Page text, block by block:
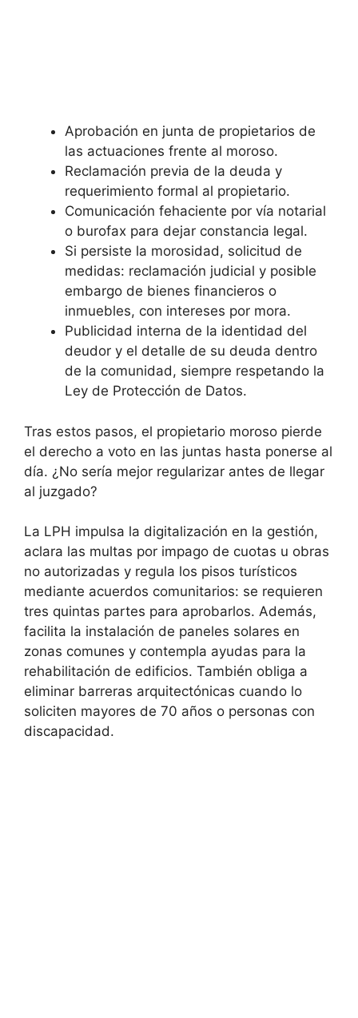
Aprobación en junta de propietarios de
las actuaciones frente al moroso.
Reclamación previa de la deuda y
requerimiento formal al propietario.
Comunicación fehaciente por vía notarial
o burofax para dejar constancia legal.
Si persiste la morosidad, solicitud de
medidas: reclamación judicial y posible
embargo de bienes financieros o
inmuebles, con intereses por mora.
Publicidad interna de la identidad del
deudor y el detalle de su deuda dentro
de la comunidad, siempre respetando la
Ley de Protección de Datos.
Tras estos pasos, el propietario moroso pierde
el derecho a voto en las juntas hasta ponerse al
día. ¿No sería mejor regularizar antes de llegar
al juzgado?
La LPH impulsa la digitalización en la gestión,
aclara las multas por impago de cuotas u obras
no autorizadas y regula los pisos turísticos
mediante acuerdos comunitarios: se requieren
tres quintas partes para aprobarlos. Además,
facilita la instalación de paneles solares en
zonas comunes y contempla ayudas para la
rehabilitación de edificios. También obliga a
eliminar barreras arquitectónicas cuando lo
soliciten mayores de 70 años o personas con
discapacidad.